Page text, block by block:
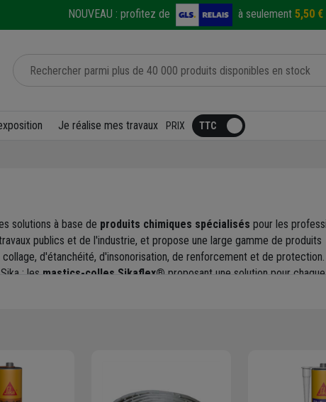
NOUVEAU : profitez de à seulement 5,50
Je réalise mes travaux PRIX
solutions à base de produits chimiques spécialisés pour les
publics et de l'industrie, et propose une large gamme de produits
d'étanchéité, d'insonorisation, de renforcement et de protection.
: les mastics-colles Sikaflex® proposant une solution pour chaque
à toutes les spécialités de collage et de jointoiement.
complète Sikaflex® >